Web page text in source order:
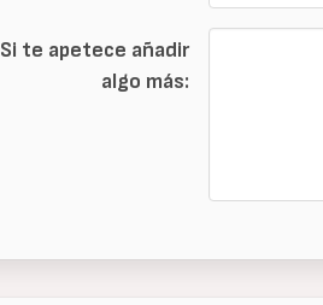
Si te apetece añadir
algo más: